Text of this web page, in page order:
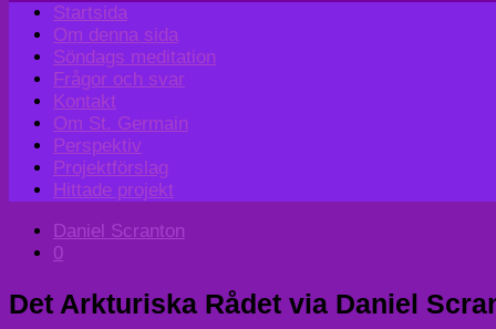
Startsida
Om denna sida
Söndags meditation
Frågor och svar
Kontakt
Om St. Germain
Perspektiv
Projektförslag
Hittade projekt
Daniel Scranton
0
Det Arkturiska Rådet via Daniel